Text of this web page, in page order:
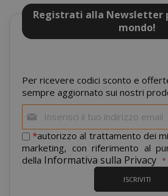
Registrati alla Newsletter
mondo!
Per ricevere codici sconto e
sempre aggiornato sui nostri
alla
nostra
*autorizzo al trattamento dei
marketing, con riferimento al
della Informativa sulla Privacy
ISCRIVITI